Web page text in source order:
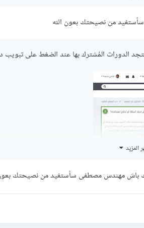
من نصيحتك بعون الله
الدورات المُشترك بها عند الضغط على تبويب
المزيد
باش مهندس مصطفى سأستفيد من نصيحتك